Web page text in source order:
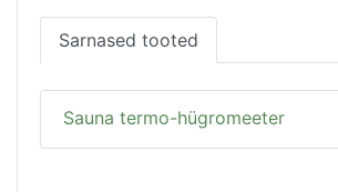
Sarnased tooted
Sauna termo-hügromeeter